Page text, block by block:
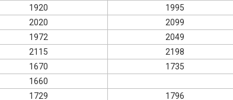
1920
1995
2020
2099
1972
2049
2115
2198
1670
1735
1660
1729
1796